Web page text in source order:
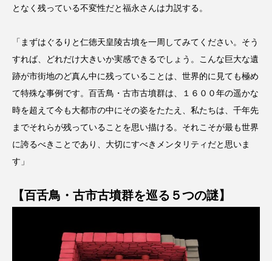
となく残っている不変性だと福永さんは力説する。
「まずはぐるりと仁徳天皇陵古墳を一周してみてください。そう
すれば、どれだけ大きいか実感できるでしょう。こんな巨大な遺
跡が市街地のど真ん中に残っていることは、世界的に見ても極め
て特殊な事例です。百舌鳥・古市古墳群は、１６００年の遥かな
時を超えて今も大都市の中にその姿をたたえ、私たちは、千年先
までそれらが残っていることを思い描ける。それこそが最も世界
に誇るべきことであり、大切にすべきメンタリティだと思いま
す」
【百舌鳥・古市古墳群を巡る５つの謎】